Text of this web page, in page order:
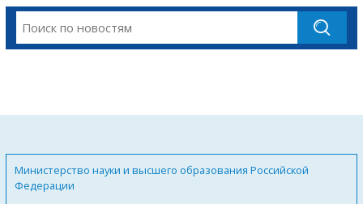
Министерство науки и высшего образования Российской
Федерации